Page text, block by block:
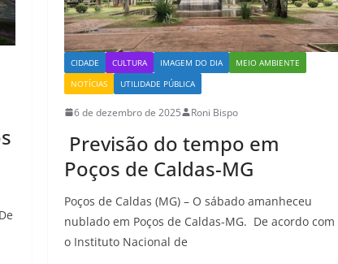
CIDADE CULTURA IMAGEM DO DIA
MEIO AMBIENTE
NOTÍCIAS
UTILIDADE PÚBLICA
6 de dezembro de 2025 Roni Bispo
Previsão do tempo em
Poços de Caldas-MG
Poços de Caldas (MG) – O sábado amanheceu
nublado em Poços de Caldas-MG. De acordo com
o Instituto Nacional de